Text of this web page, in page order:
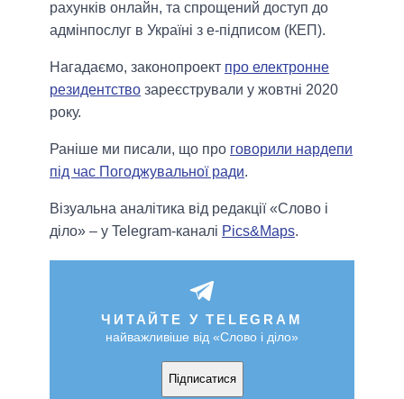
рахунків онлайн, та спрощений доступ до
адмінпослуг в Україні з е-підписом (КЕП).
Нагадаємо, законопроект про електронне
резидентство зареєстрували у жовтні 2020
року.
Раніше ми писали, що про говорили нардепи
під час Погоджувальної ради.
Візуальна аналітика від редакції «Слово і
діло» – у Telegram-каналі Pics&Maps.
ЧИТАЙТЕ У TELEGRAM
найважливіше від «Слово і діло»
Підписатися